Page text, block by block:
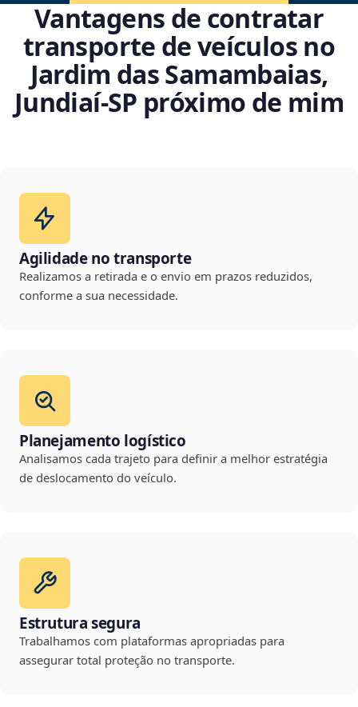
Vantagens de contratar
transporte de veículos no
Jardim das Samambaias,
Jundiaí‑SP próximo de mim
Agilidade no transporte
Realizamos a retirada e o envio em prazos reduzidos,
conforme a sua necessidade.
Planejamento logístico
Analisamos cada trajeto para definir a melhor estratégia
de deslocamento do veículo.
Estrutura segura
Trabalhamos com plataformas apropriadas para
assegurar total proteção no transporte.